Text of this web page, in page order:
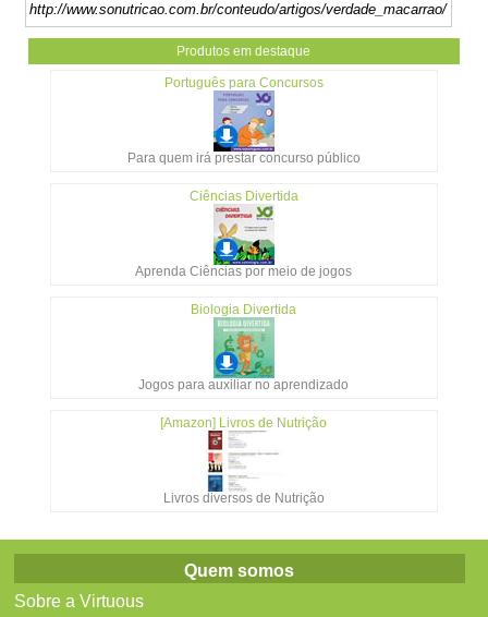
http://www.sonutricao.com.br/conteudo/artigos/verdade_macarrao/
Produtos em destaque
Português para Concursos
Para quem irá prestar concurso público
Ciências Divertida
Aprenda Ciências por meio de jogos
Biologia Divertida
Jogos para auxiliar no aprendizado
[Amazon] Livros de Nutrição
Livros diversos de Nutrição
Quem somos
Sobre a Virtuous